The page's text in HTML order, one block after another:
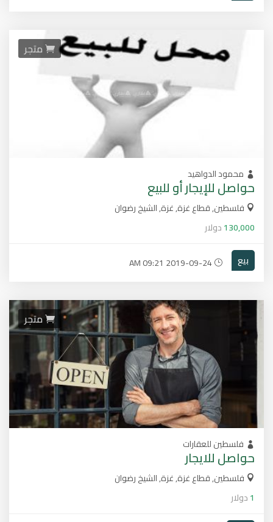
متجر
محمود الدواهيد
حواصل للإيجار أو للبيع
فلسطين, قطاع غزة, غزة, الشيخ رضوان
130,000دولار
بيع
متجر
فلسطين للعقارات
حواصل للايجار
فلسطين, قطاع غزة, غزة, الشيخ رضوان
1دولار